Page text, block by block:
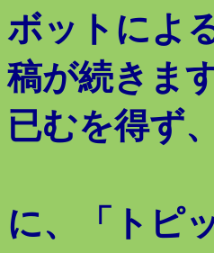
ボットによ
稿が続きま
已むを得ず
に、「トピ